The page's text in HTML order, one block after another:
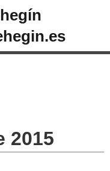
2015